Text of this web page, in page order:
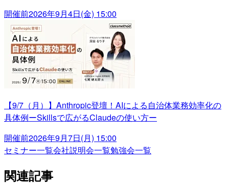
開催前2026年9月4日(金) 15:00
【9/7（月）】Anthropic登壇！AIによる自治体業務効率化の
具体例ーSkillsで広がるClaudeの使い方ー
開催前2026年9月7日(月) 15:00
セミナー一覧会社説明会一覧勉強会一覧
関連記事